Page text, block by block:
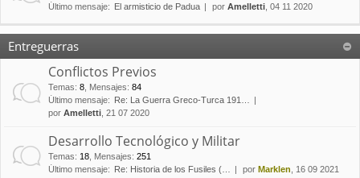
Último mensaje:
El armisticio de Padua por Amelletti , 04 11 2020
Entreguerras
Conflictos Previos
Temas: 8 Mensajes: 84
Último mensaje:
Re: La Guerra Greco-Turca 191…
por Amelletti , 21 07 2020
Desarrollo Tecnológico y Militar
Temas: 18 Mensajes: 251
Último mensaje:
Re: Historia de los Fusiles (… por Marklen , 16 09 2021